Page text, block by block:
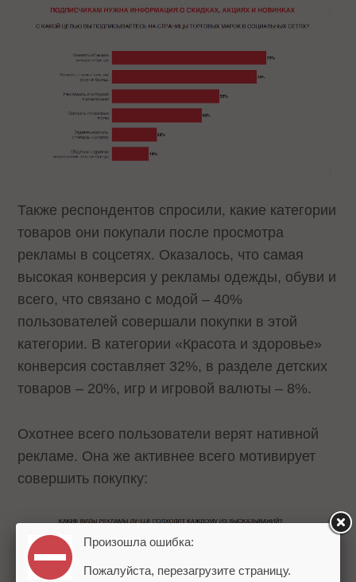
Также респондентов спросили, какие категории
товаров они покупали после просмотра
рекламы в соцсетях. Оказалось, что самая
высокая конверсия у рекламы одежды, обуви и
всего, что связано с модой – 40%
пользователей совершали покупки в этой
категории. В категории «Красота и здоровье»
конверсия составляет 32%, в разделе детских
товаров – 20%, игр и игровой валюты – 8%.
Охотнее всего пользователи верят нативной
рекламе. Она же активнее всего мотивирует
совершить покупку:
Произошла ошибка:
Пожалуйста, перезагрузите страницу.